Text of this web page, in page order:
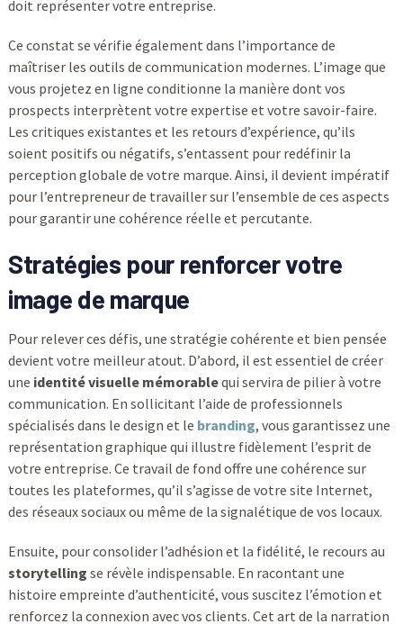
doit représenter votre entreprise.
Ce constat se vérifie également dans l’importance de
maîtriser les outils de communication modernes. L’image que
vous projetez en ligne conditionne la manière dont vos
prospects interprètent votre expertise et votre savoir-faire.
Les critiques existantes et les retours d’expérience, qu’ils
soient positifs ou négatifs, s’entassent pour redéfinir la
perception globale de votre marque. Ainsi, il devient impératif
pour l’entrepreneur de travailler sur l’ensemble de ces aspects
pour garantir une cohérence réelle et percutante.
Stratégies pour renforcer votre
image de marque
Pour relever ces défis, une stratégie cohérente et bien pensée
devient votre meilleur atout. D’abord, il est essentiel de créer
une identité visuelle mémorablequi servira de pilier à votre
communication. En sollicitant l’aide de professionnels
spécialisés dans le design et le branding, vous garantissez une
représentation graphique qui illustre fidèlement l’esprit de
votre entreprise. Ce travail de fond offre une cohérence sur
toutes les plateformes, qu’il s’agisse de votre site Internet,
des réseaux sociaux ou même de la signalétique de vos locaux.
Ensuite, pour consolider l’adhésion et la fidélité, le recours au
storytelling se révèle indispensable. En racontant une
histoire empreinte d’authenticité, vous suscitez l’émotion et
renforcez la connexion avec vos clients. Cet art de la narration